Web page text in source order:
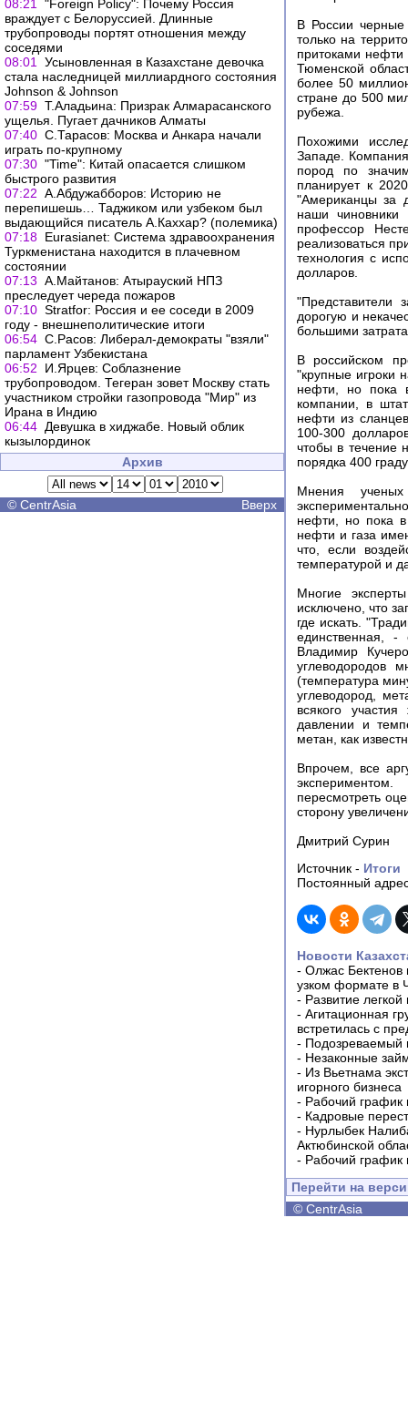
08:21
"Foreign Policy": Почему Россия
враждует с Белоруссией. Длинные
трубопроводы портят отношения между
соседями
08:01
Усыновленная в Казахстане девочка
стала наследницей миллиардного состояния
Johnson & Johnson
07:59 Т.Аладьина: Призрак Алмарасанского
ущелья. Пугает дачников Алматы
07:40 С.Тарасов: Москва и Анкара начали
играть по-крупному
07:30 "Time": Китай опасается слишком
быстрого развития
07:22 А.Абдужабборов: Историю не
перепишешь… Таджиком или узбеком был
выдающийся писатель А.Каххар? (полемика)
07:18 Еurasianet: Система здравоохранения
Туркменистана находится в плачевном
состоянии
07:13 А.Майтанов: Атырауский НПЗ
преследует череда пожаров
07:10 Stratfor: Россия и ее соседи в 2009
году - внешнеполитические итоги
06:54 С.Расов: Либерал-демократы "взяли"
парламент Узбекистана
06:52
И.Ярцев: Соблазнение
трубопроводом. Тегеран зовет Москву стать
участником стройки газопровода "Мир" из
Ирана в Индию
06:44 Девушка в хиджабе. Новый облик
кызылординок
Архив
© CentrAsia Вверх
В России
только на
притоками
Тюменской
более 50
стране до 500
рубежа.
Похожими
Западе.
пород по
планирует к
"Американцы за
наши чиновники
профессор
реализоваться
технология с
долларов.
"Представители
дорогую и
большими
В российском
"крупные игроки
нефти, но пока
компании, в
нефти из
100-300
чтобы в течение
порядка 400
Мнения
нефти, но пока в
нефти и газа
что, если
температурой и
Многие
исключено, что
где искать.
единственная, -
Владимир
углеводородов
(температура
углеводород,
всякого
давлении и
метан, как
Впрочем, все
пересмотреть
сторону
Дмитрий Сурин
Источник - Итоги
Постоянный
Новости
- Олжас Бектенов
узком формате в
- Развитие
- Агитационная
встретилась с
- Подозреваемый
- Незаконные
- Из Вьетнама
игорного бизнеса
- Рабочий график
- Кадровые
- Нурлыбек
Актюбинской
- Рабочий график
Перейти на
© CentrAsia